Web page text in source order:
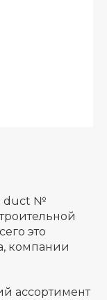
duct №
это
компании
ассортимент